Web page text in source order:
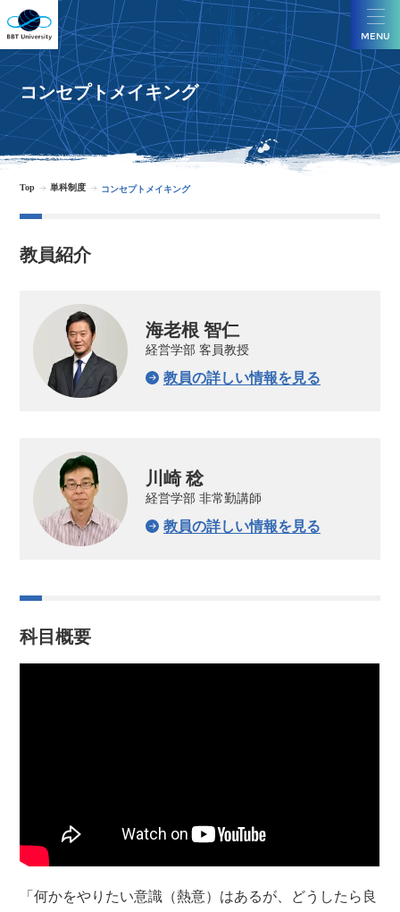
MENU
コンセプトメイキング
Top 単科制度 コンセプトメイキング
教員紹介
海老根 智仁
経営学部 客員教授
教員の詳しい情報を見る
川崎 稔
経営学部 非常勤講師
教員の詳しい情報を見る
科目概要
「何かをやりたい意識（熱意）はあるが、どうしたら良